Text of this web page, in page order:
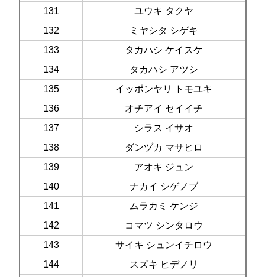
131
ユウキ タクヤ
132
ミヤシタ シゲキ
133
タカハシ ケイスケ
134
タカハシ アツシ
135
イッポンヤリ トモユキ
136
オチアイ セイイチ
137
シラス イサオ
138
ダンヅカ マサヒロ
139
アオキ ジュン
140
ナカイ シゲノブ
141
ムラカミ ケンジ
142
コマツ シンタロウ
143
サイキ シュンイチロウ
144
スズキ ヒデノリ